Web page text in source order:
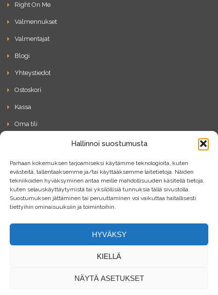
Hallinnoi suostumusta
Parhaan kokemuksen tarjoamiseksi käytämme teknologioita, kuten
evästeitä, tallentaaksemme ja/tai käyttääksemme laitetietoja. Näiden
tekniikoiden hyväksyminen antaa meille mahdollisuuden käsitellä tietoja,
kuten selauskäyttäytymistä tai yksilöllisiä tunnuksia tällä sivustolla.
Suostumuksen jättäminen tai peruuttaminen voi vaikuttaa haitallisesti
tiettyihin ominaisuuksiin ja toimintoihin.
HYVÄKSY
KIELLÄ
NÄYTÄ ASETUKSET
Right On Me
Valmennukset
Valmentajat
Blogi
Yhteystiedot
Ostoskori
Kassa
Oma tili
Ota Yhteyttä
Hunajakuja 17, 87500 Kajaani
info@rightonme.fi